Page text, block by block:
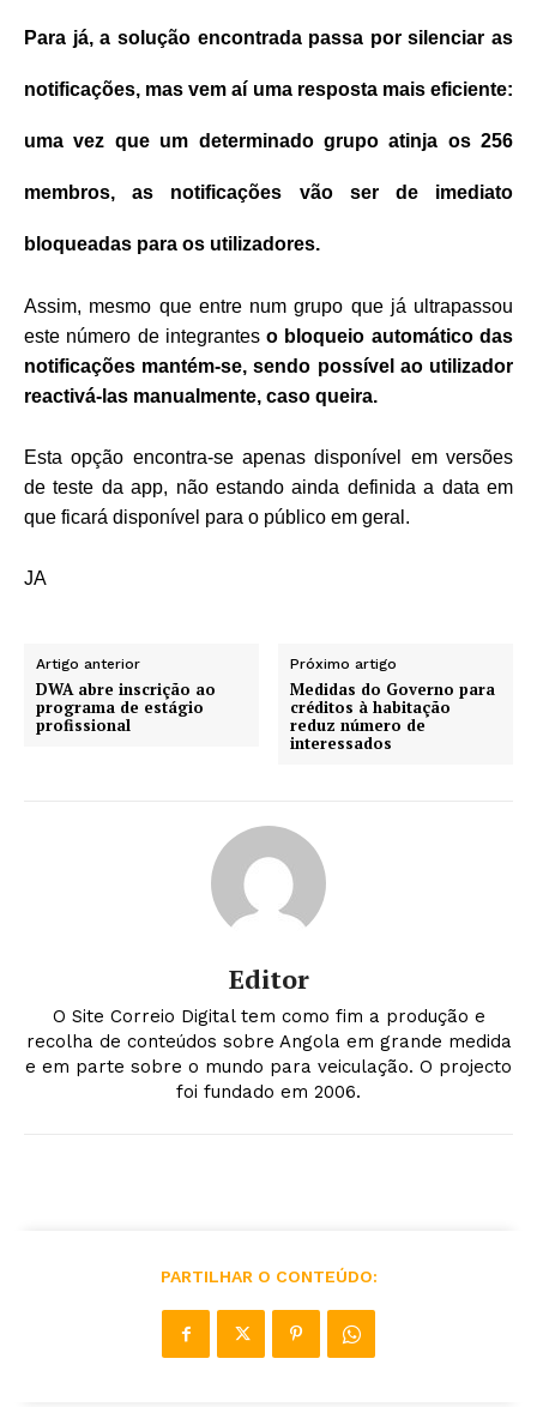
Para já, a solução encontrada passa por silenciar as
notificações, mas vem aí uma resposta mais eficiente:
uma vez que um determinado grupo atinja os 256
membros, as notificações vão ser de imediato
bloqueadas para os utilizadores.
Assim, mesmo que entre num grupo que já ultrapassou
este número de integranteso bloqueio automático das
notificações mantém-se, sendo possível ao utilizador
reactivá-las manualmente, caso queira.
Esta opção encontra-se apenas disponível em versões
de teste da app, não estando ainda definida a data em
que ficará disponível para o público em geral.
JA
Artigo anterior
DWA abre inscrição ao
programa de estágio
profissional
Próximo artigo
Medidas do Governo para
créditos à habitação
reduz número de
interessados
Editor
O Site Correio Digital tem como fim a produção e
recolha de conteúdos sobre Angola em grande medida
e em parte sobre o mundo para veiculação. O projecto
foi fundado em 2006.
PARTILHAR O CONTEÚDO: